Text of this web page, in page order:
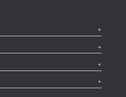
,Pozvánka,Literární soutěž,